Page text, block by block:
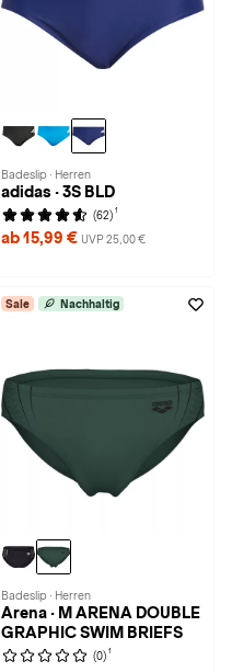
Badeslip · Herren
adidas · 3S BLD
(62) 1
ab 15,99 € UVP 25,00 €
Sale Nachhaltig
Badeslip · Herren
Arena · M ARENA DOUBLE
GRAPHIC SWIM BRIEFS
(0) 1